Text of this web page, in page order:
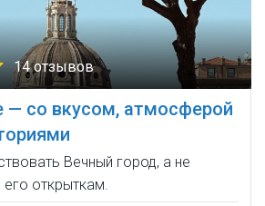
14 отзывов
— со вкусом, атмосферой
Вечный город, а не
его открыткам.